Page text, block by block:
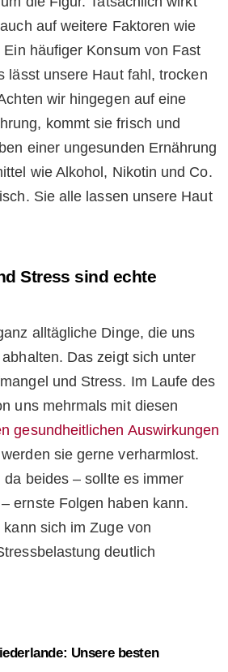
auf weitere Faktoren wie
häufiger Konsum von Fast
lässt unsere Haut fahl, trocken
wir hingegen auf eine
kommt sie frisch und
einer ungesunden Ernährung
wie Alkohol, Nikotin und Co.
Sie alle lassen unsere Haut
Stress sind echte
alltägliche Dinge, die uns
Das zeigt sich unter
und Stress. Im Laufe des
uns mehrmals mit diesen
gesundheitlichen Auswirkungen
sie gerne verharmlost.
beides – sollte es immer
ernste Folgen haben kann.
sich im Zuge von
deutlich
Unsere besten